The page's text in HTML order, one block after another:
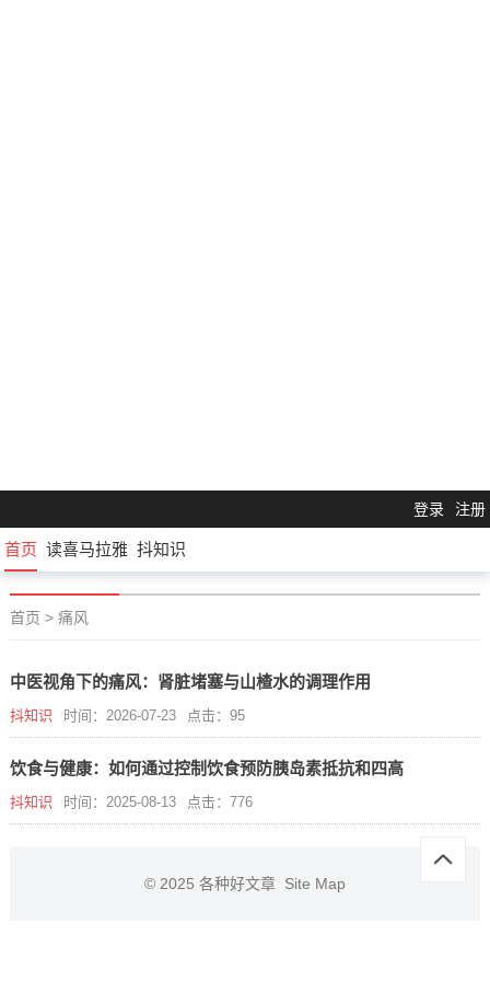
登录 注册
首页 读喜马拉雅 抖知识
首页 > 痛风
中医视角下的痛风：肾脏堵塞与山楂水的调理作用
抖知识 时间：2026-07-23 点击：95
饮食与健康：如何通过控制饮食预防胰岛素抵抗和四高
抖知识 时间：2025-08-13 点击：776
© 2025 各种好文章 Site Map